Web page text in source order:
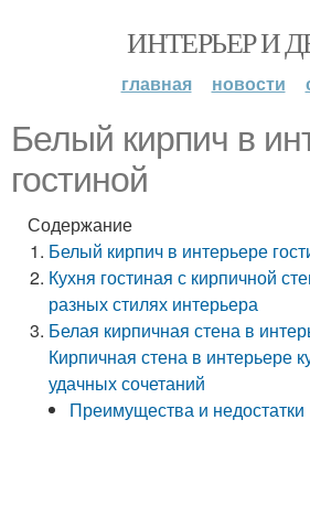
ИНТЕРЬЕР И
главная новости
Белый кирпич в
гостиной
Содержание
Белый кирпич в интерьере
Кухня гостиная с кирпичной
разных стилях интерьера
Белая кирпичная стена в
Кирпичная стена в интерьере
удачных сочетаний
Преимущества и недостатки